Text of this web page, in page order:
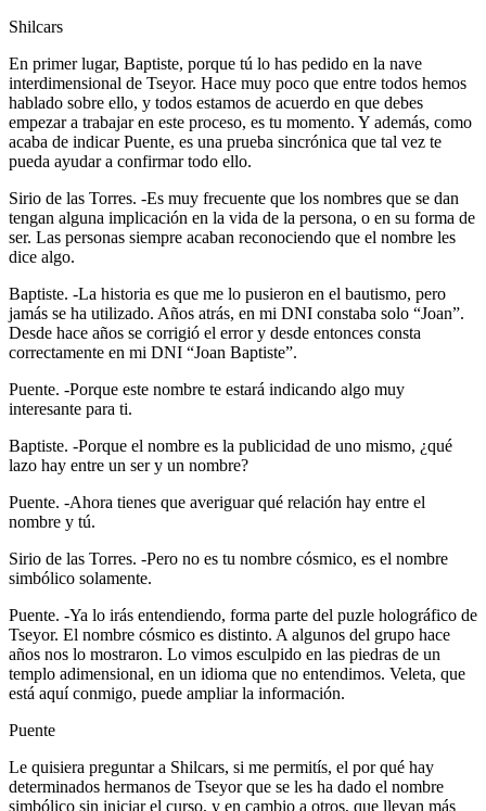
Shilcars
En primer lugar, Baptiste, porque tú lo has pedido en la nave
interdimensional de Tseyor. Hace muy poco que entre todos hemos
hablado sobre ello, y todos estamos de acuerdo en que debes
empezar a trabajar en este proceso, es tu momento. Y además, como
acaba de indicar Puente, es una prueba sincrónica que tal vez te
pueda ayudar a confirmar todo ello.
Sirio de las Torres. -Es muy frecuente que los nombres que se dan
tengan alguna implicación en la vida de la persona, o en su forma de
ser. Las personas siempre acaban reconociendo que el nombre les
dice algo.
Baptiste. -La historia es que me lo pusieron en el bautismo, pero
jamás se ha utilizado. Años atrás, en mi DNI constaba solo “Joan”.
Desde hace años se corrigió el error y desde entonces consta
correctamente en mi DNI “Joan Baptiste”.
Puente. -Porque este nombre te estará indicando algo muy
interesante para ti.
Baptiste. -Porque el nombre es la publicidad de uno mismo, ¿qué
lazo hay entre un ser y un nombre?
Puente. -Ahora tienes que averiguar qué relación hay entre el
nombre y tú.
Sirio de las Torres. -Pero no es tu nombre cósmico, es el nombre
simbólico solamente.
Puente. -Ya lo irás entendiendo, forma parte del puzle holográfico de
Tseyor. El nombre cósmico es distinto. A algunos del grupo hace
años nos lo mostraron. Lo vimos esculpido en las piedras de un
templo adimensional, en un idioma que no entendimos. Veleta, que
está aquí conmigo, puede ampliar la información.
Puente
Le quisiera preguntar a Shilcars, si me permitís, el por qué hay
determinados hermanos de Tseyor que se les ha dado el nombre
simbólico sin iniciar el curso, y en cambio a otros, que llevan más